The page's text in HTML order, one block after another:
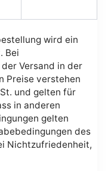
wird ein
Bei
Versand in der
Preise verstehen
und gelten für
in anderen
gelten
des
Nichtzufriedenheit,